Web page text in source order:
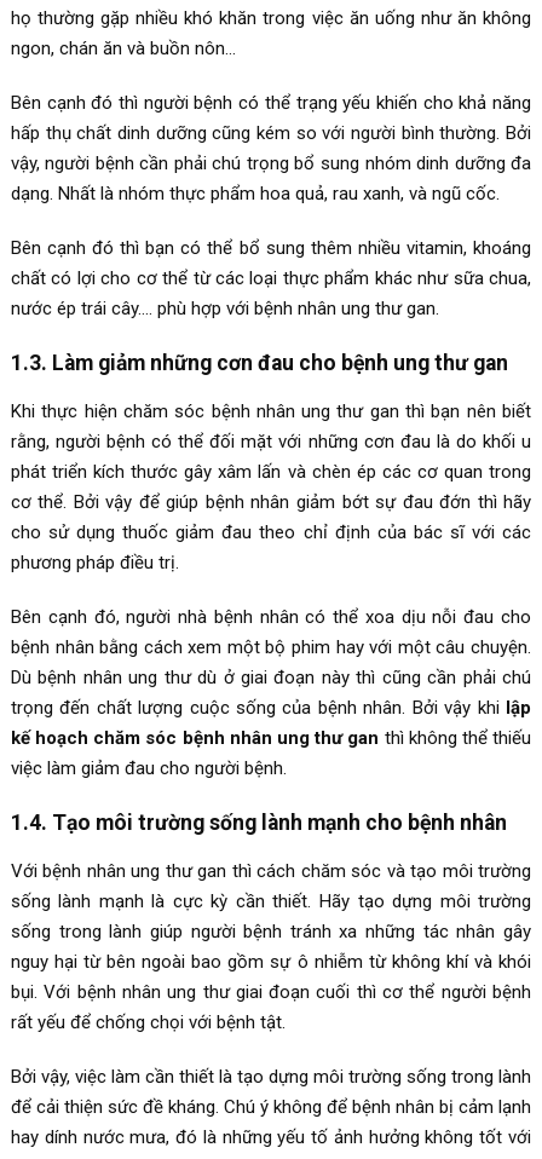
họ thường gặp nhiều khó khăn trong việc ăn uống như ăn không
ngon, chán ăn và buồn nôn…
Bên cạnh đó thì người bệnh có thể trạng yếu khiến cho khả năng
hấp thụ chất dinh dưỡng cũng kém so với người bình thường. Bởi
vậy, người bệnh cần phải chú trọng bổ sung nhóm dinh dưỡng đa
dạng. Nhất là nhóm thực phẩm hoa quả, rau xanh, và ngũ cốc.
Bên cạnh đó thì bạn có thể bổ sung thêm nhiều vitamin, khoáng
chất có lợi cho cơ thể từ các loại thực phẩm khác như sữa chua,
nước ép trái cây…. phù hợp với bệnh nhân ung thư gan.
1.3. Làm giảm những cơn đau cho bệnh ung thư gan
Khi thực hiện chăm sóc bệnh nhân ung thư gan thì bạn nên biết
rằng, người bệnh có thể đối mặt với những cơn đau là do khối u
phát triển kích thước gây xâm lấn và chèn ép các cơ quan trong
cơ thể. Bởi vậy để giúp bệnh nhân giảm bớt sự đau đớn thì hãy
cho sử dụng thuốc giảm đau theo chỉ định của bác sĩ với các
phương pháp điều trị.
Bên cạnh đó, người nhà bệnh nhân có thể xoa dịu nỗi đau cho
bệnh nhân bằng cách xem một bộ phim hay với một câu chuyện.
Dù bệnh nhân ung thư dù ở giai đoạn này thì cũng cần phải chú
trọng đến chất lượng cuộc sống của bệnh nhân. Bởi vậy khi lập
kế hoạch chăm sóc bệnh nhân ung thư gan thì không thể thiếu
việc làm giảm đau cho người bệnh.
1.4. Tạo môi trường sống lành mạnh cho bệnh nhân
Với bệnh nhân ung thư gan thì cách chăm sóc và tạo môi trường
sống lành mạnh là cực kỳ cần thiết. Hãy tạo dựng môi trường
sống trong lành giúp người bệnh tránh xa những tác nhân gây
nguy hại từ bên ngoài bao gồm sự ô nhiễm từ không khí và khói
bụi. Với bệnh nhân ung thư giai đoạn cuối thì cơ thể người bệnh
rất yếu để chống chọi với bệnh tật.
Bởi vậy, việc làm cần thiết là tạo dựng môi trường sống trong lành
để cải thiện sức đề kháng. Chú ý không để bệnh nhân bị cảm lạnh
hay dính nước mưa, đó là những yếu tố ảnh hưởng không tốt với